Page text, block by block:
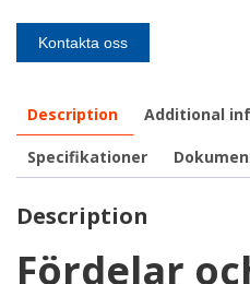
Kontakta oss
Description Additional
Specifikationer
Description
Fördelar